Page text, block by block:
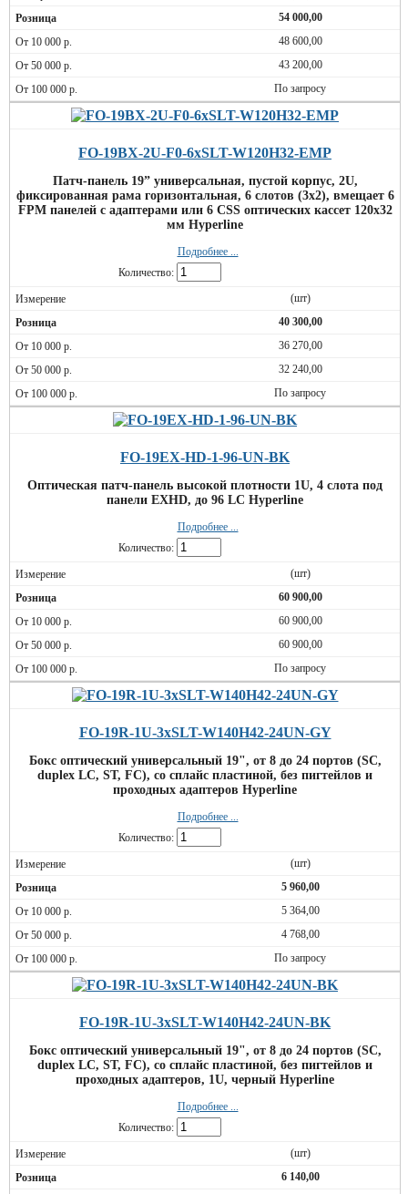
54 000,00
48 600,00
43 200,00
По запросу
FO-19BX-2U-F0-6xSLT-W120H32-EMP
Патч-панель 19” универсальная, пустой корпус, 2U,
фиксированная рама горизонтальная, 6 слотов (3х2), вмещает 6
FPM панелей с адаптерами или 6 CSS оптических кассет 120х32
мм Hyperline
Подробнее ...
Количество:
(шт)
40 300,00
36 270,00
32 240,00
По запросу
FO-19EX-HD-1-96-UN-BK
Оптическая патч-панель высокой плотности 1U, 4 слота под
панели EXHD, до 96 LC Hyperline
Подробнее ...
Количество:
(шт)
60 900,00
60 900,00
60 900,00
По запросу
FO-19R-1U-3xSLT-W140H42-24UN-GY
Бокс оптический универсальный 19", от 8 до 24 портов (SC,
duplex LC, ST, FC), со сплайс пластиной, без пигтейлов и
проходных адаптеров Hyperline
Подробнее ...
Количество:
(шт)
5 960,00
5 364,00
4 768,00
По запросу
FO-19R-1U-3xSLT-W140H42-24UN-BK
Бокс оптический универсальный 19", от 8 до 24 портов (SC,
duplex LC, ST, FC), со сплайс пластиной, без пигтейлов и
проходных адаптеров, 1U, черный Hyperline
Подробнее ...
Количество:
(шт)
6 140,00